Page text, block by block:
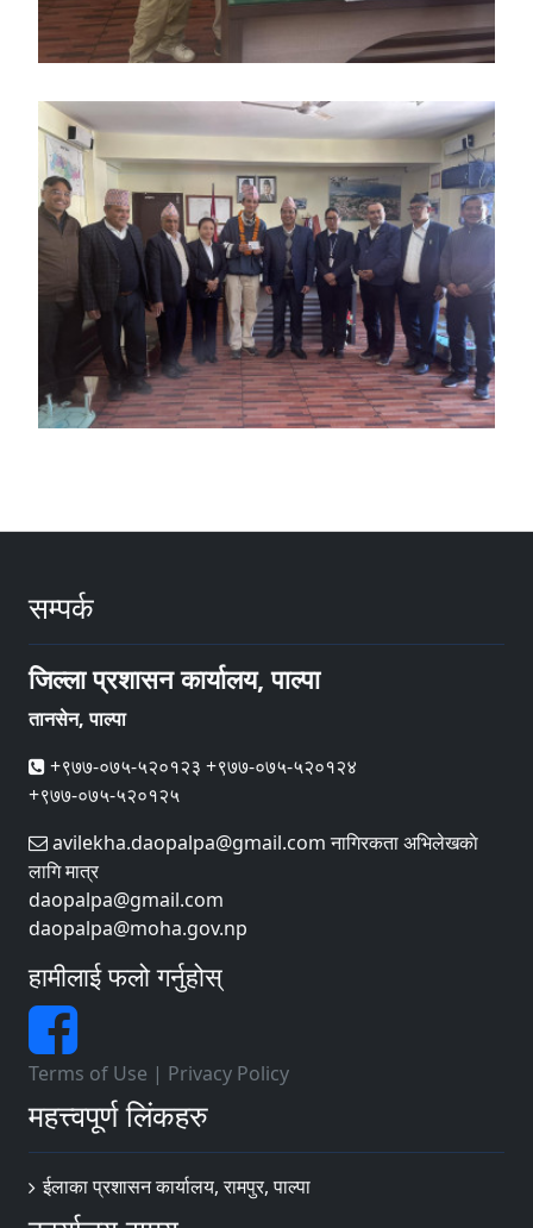
सम्पर्क
जिल्ला प्रशासन कार्यालय, पाल्पा
तानसेन, पाल्पा
+९७७-०७५-५२०१२३ +९७७-०७५-५२०१२४
+९७७-०७५-५२०१२५
avilekha.daopalpa@gmail.com नागिरकता अभिलेखकाे
लागि मात्र
daopalpa@gmail.com
daopalpa@moha.gov.np
हामीलाई फलो गर्नुहोस्
Terms of Use | Privacy Policy
महत्त्वपूर्ण लिंकहरु
ईलाका प्रशासन कार्यालय, रामपुर, पाल्पा